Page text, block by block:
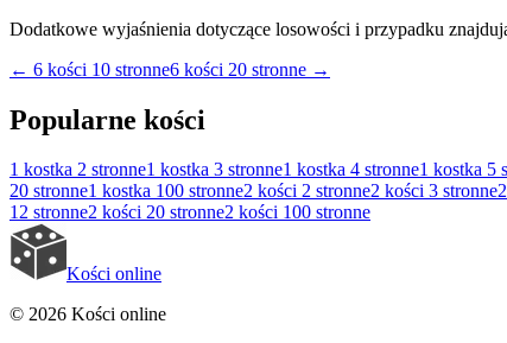
Dodatkowe wyjaśnienia dotyczące losowości i przypadku
← 6 kości 10 stronne6 kości 20 stronne →
Popularne kości
1 kostka 2 stronne1 kostka 3 stronne1 kostka 4 stronne1 kostka 5
20 stronne1 kostka 100 stronne2 kości 2 stronne2 kości 3 stronne
12 stronne2 kości 20 stronne2 kości 100 stronne
Kości online
© 2026 Kości online